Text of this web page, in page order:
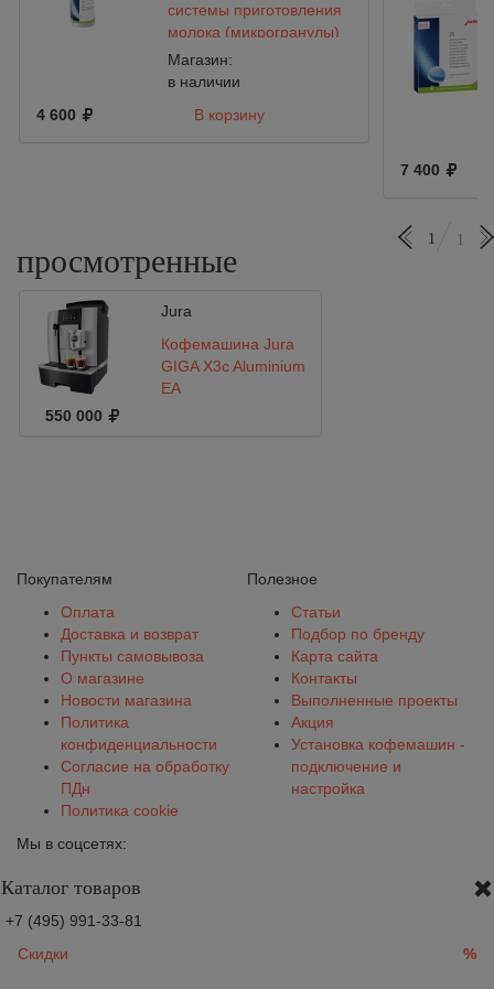
системы приготовления
молока (микрогранулы)
180g Jura
Магазин:
в наличии
4 600
В корзину
7 400
просмотренные
1 1
Jura
Кофемашина Jura
GIGA X3c Aluminium
EA
550 000
Покупателям
Оплата
Доставка и возврат
Пункты самовывоза
О магазине
Новости магазина
Политика
конфиденциальности
Согласие на обработку
ПДн
Политика cookie
Полезное
Статьи
Подбор по бренду
Карта сайта
Контакты
Выполненные проекты
Акция
Установка кофемашин -
подключение и
настройка
Мы в соцсетях:
Каталог товаров
+7 (495) 991-33-81
Скидки
%